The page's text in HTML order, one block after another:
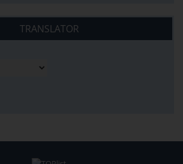
TRANSLATOR